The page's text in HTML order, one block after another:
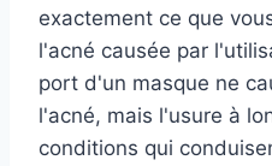
exactement ce que
l'acné causée par
port d'un masque ne
l'acné, mais l'usure à
conditions qui